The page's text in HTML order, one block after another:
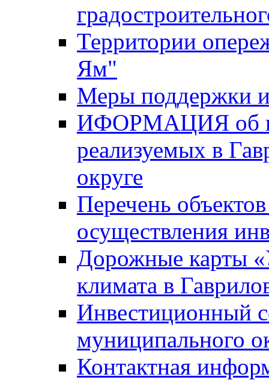
Территории
Ям"
Меры поддержки
ИФОРМАЦИЯ об
реализуемых в
округе
Перечень
осуществления
Дорожные карты
климата в
Инвестиционный
муниципального
Контактная